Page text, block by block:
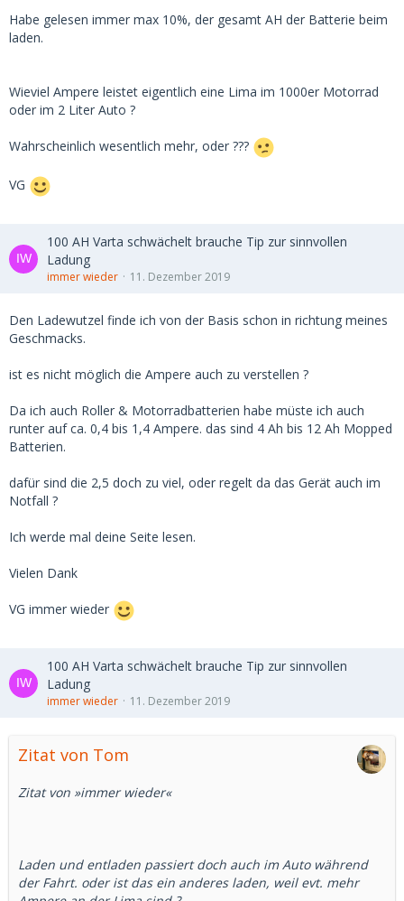
Habe gelesen immer max 10%, der gesamt AH der Batterie beim
laden.
Wieviel Ampere leistet eigentlich eine Lima im 1000er Motorrad
oder im 2 Liter Auto ?
Wahrscheinlich wesentlich mehr, oder ???
VG
100 AH Varta schwächelt brauche Tip zur sinnvollen
Ladung
immer wieder 11. Dezember 2019
Den Ladewutzel finde ich von der Basis schon in richtung meines
Geschmacks.
ist es nicht möglich die Ampere auch zu verstellen ?
Da ich auch Roller & Motorradbatterien habe müste ich auch
runter auf ca. 0,4 bis 1,4 Ampere. das sind 4 Ah bis 12 Ah Mopped
Batterien.
dafür sind die 2,5 doch zu viel, oder regelt da das Gerät auch im
Notfall ?
Ich werde mal deine Seite lesen.
Vielen Dank
VG immer wieder
100 AH Varta schwächelt brauche Tip zur sinnvollen
Ladung
immer wieder 11. Dezember 2019
Zitat von Tom
Zitat von »immer wieder«
Laden und entladen passiert doch auch im Auto während
der Fahrt. oder ist das ein anderes laden, weil evt. mehr